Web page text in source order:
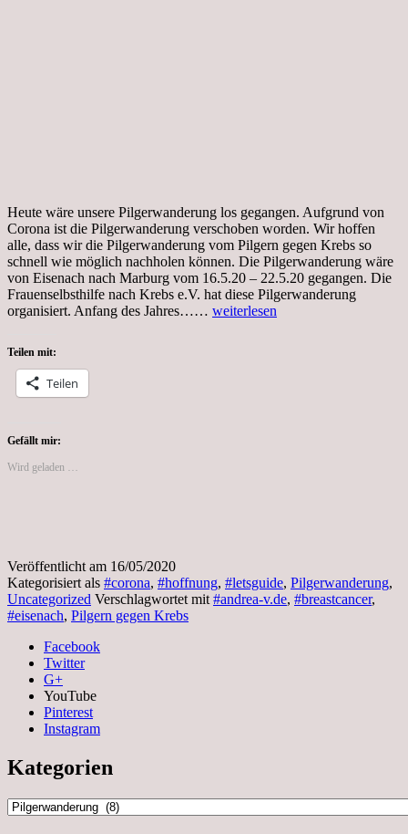
Heute wäre unsere Pilgerwanderung los gegangen. Aufgrund von
Corona ist die Pilgerwanderung verschoben worden. Wir hoffen
alle, dass wir die Pilgerwanderung vom Pilgern gegen Krebs so
schnell wie möglich nachholen können. Die Pilgerwanderung wäre
von Eisenach nach Marburg vom 16.5.20 – 22.5.20 gegangen. Die
Frauenselbsthilfe nach Krebs e.V. hat diese Pilgerwanderung
organisiert. Anfang des Jahres…… Tag
weiterlesen
Teilen mit:
Teilen
Gefällt mir:
Wird geladen …
Veröffentlicht am 16/05/2020
Kategorisiert als #corona, #hoffnung, #letsguide, Pilgerwanderung,
Uncategorized Verschlagwortet mit#andrea-v.de, #breastcancer,
#eisenach, Pilgern gegen Krebs
Facebook
Twitter
G+
YouTube
Pinterest
Instagram
Kategorien
Kategorien